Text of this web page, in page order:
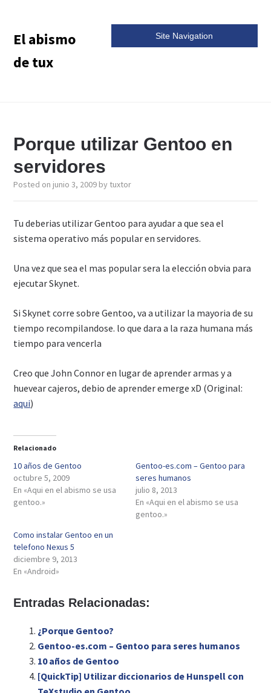
El abismo
de tux
Site Navigation
Porque utilizar Gentoo en
servidores
Posted on junio 3, 2009 by tuxtor
Tu deberias utilizar Gentoo para ayudar a que sea el
sistema operativo más popular en servidores.
Una vez que sea el mas popular sera la elección obvia para
ejecutar Skynet.
Si Skynet corre sobre Gentoo, va a utilizar la mayoria de su
tiempo recompilandose. lo que dara a la raza humana más
tiempo para vencerla
Creo que John Connor en lugar de aprender armas y a
huevear cajeros, debio de aprender emerge xD (Original:
aqui)
Relacionado
10 años de Gentoo
octubre 5, 2009
En «Aqui en el abismo se usa
gentoo.»
Gentoo-es.com – Gentoo para
seres humanos
julio 8, 2013
En «Aqui en el abismo se usa
gentoo.»
Como instalar Gentoo en un
telefono Nexus 5
diciembre 9, 2013
En «Android»
Entradas Relacionadas:
¿Porque Gentoo?
Gentoo-es.com – Gentoo para seres humanos
10 años de Gentoo
[QuickTip] Utilizar diccionarios de Hunspell con